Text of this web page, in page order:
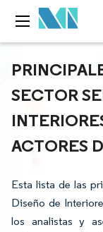
SECTOR
ACTORES
Esta lista de las
Diseño de
los analistas y